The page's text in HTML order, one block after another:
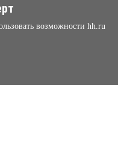
возможности hh.ru